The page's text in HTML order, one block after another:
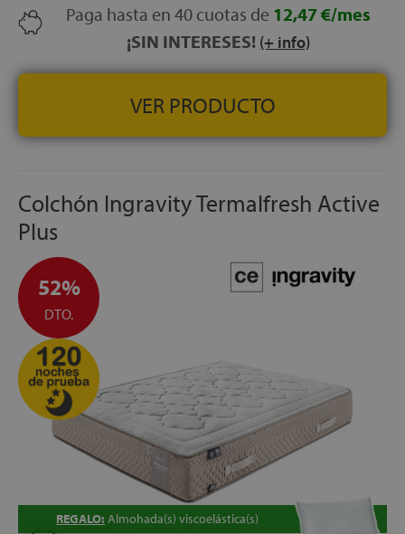
CERTIFICADOS:
OEKO-TEX® Standard 100
GARANTÍA:
3 años
Paga hasta en 40 cuotas de 12,47 €/mes
¡SIN INTERESES! (+ info)
VER PRODUCTO
Colchón Ingravity Termalfresh Active
Plus
52%
DTO.
REGALO: Almohada(s) viscoelástica(s)